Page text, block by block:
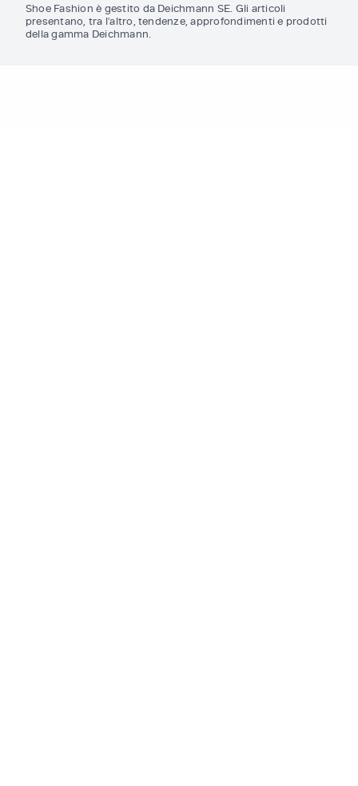
Shoe Fashion è gestito da Deichmann SE. Gli articoli
presentano, tra l'altro, tendenze, approfondimenti e prodotti
della gamma Deichmann.